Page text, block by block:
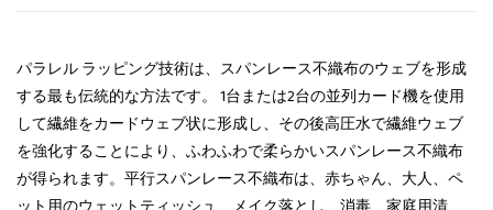
パラレル ラッピング技術は、スパンレース不織布のウェブを形成
する最も伝統的な方法です。 1台または2台の並列カード機を使用
して繊維をカードウェブ状に形成し、その後高圧水で繊維ウェブ
を強化することにより、ふわふわで柔らかいスパンレース不織布
が得られます。平行スパンレース不織布は、赤ちゃん、大人、ペ